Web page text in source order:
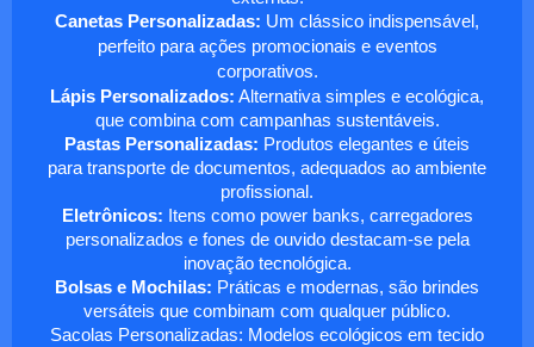
Canetas Personalizadas: Um clássico indispensável,
perfeito para ações promocionais e eventos
corporativos.
Lápis Personalizados: Alternativa simples e ecológica,
que combina com campanhas sustentáveis.
Pastas Personalizadas: Produtos elegantes e úteis
para transporte de documentos, adequados ao ambiente
profissional.
Eletrônicos: Itens como power banks, carregadores
personalizados e fones de ouvido destacam-se pela
inovação tecnológica.
Bolsas e Mochilas: Práticas e modernas, são brindes
versáteis que combinam com qualquer público.
Sacolas Personalizadas: Modelos ecológicos em tecido